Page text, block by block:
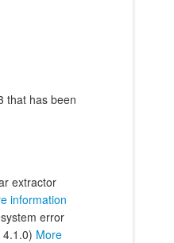
that has been
extractor
information
error
More